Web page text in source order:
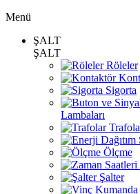
Menü
ŞALT
ŞALT
Röleler
Sigorta
Lambaları
Ölçme
Şalter